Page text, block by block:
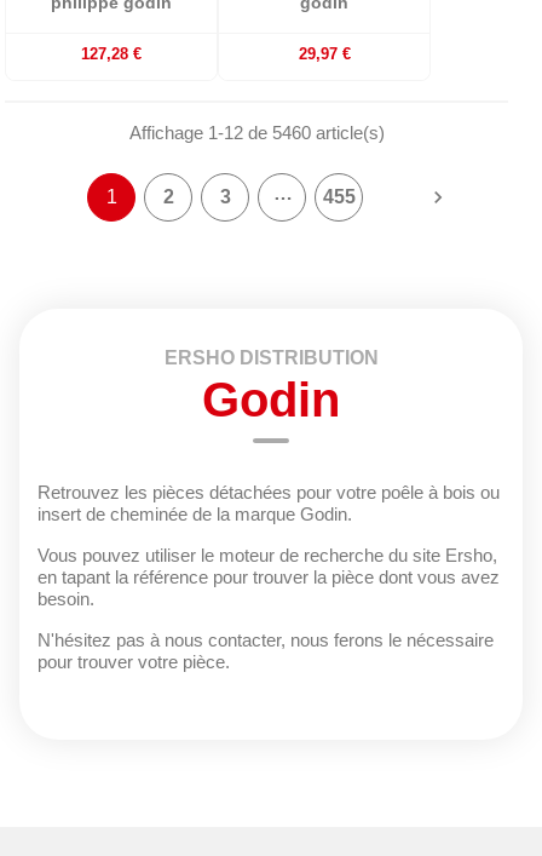
127,28 € 29,97 €
Affichage 1-12 de 5460 article(s)
1 2 3 … 455 
ERSHO DISTRIBUTION
Godin
Retrouvez les pièces détachées pour votre poêle à bois ou
insert de cheminée de la marque Godin.
Vous pouvez utiliser le moteur de recherche du site Ersho,
en tapant la référence pour trouver la pièce dont vous avez
besoin.
N'hésitez pas à nous contacter, nous ferons le nécessaire
pour trouver votre pièce.